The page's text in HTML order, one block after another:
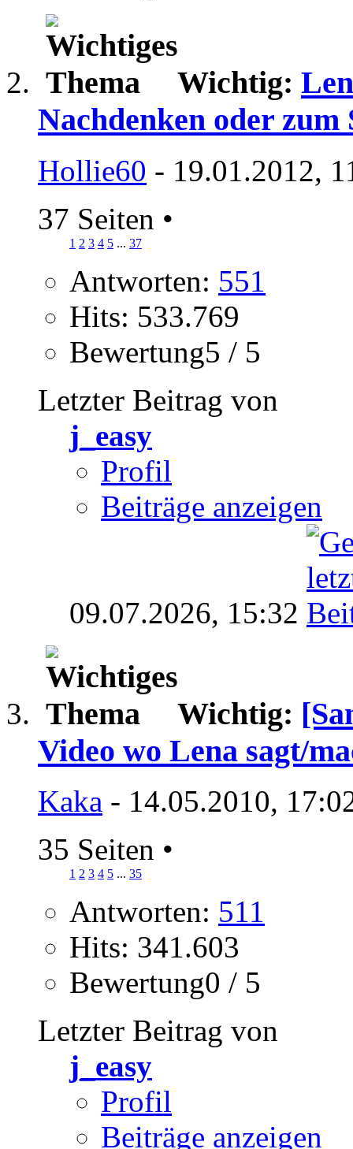
Wichtig:
Nachdenken oder zum
Hollie60 - 19.01.2012,
37 Seiten •
1 2 3 4 5 ... 37
Antworten: 551
Hits: 533.769
Bewertung5 / 5
Letzter Beitrag von
j_easy
Profil
Beiträge anzeigen
09.07.2026, 15:32
Wichtig:
Video wo Lena sagt/
Kaka - 14.05.2010,
35 Seiten •
1 2 3 4 5 ... 35
Antworten: 511
Hits: 341.603
Bewertung0 / 5
Letzter Beitrag von
j_easy
Profil
Beiträge anzeigen